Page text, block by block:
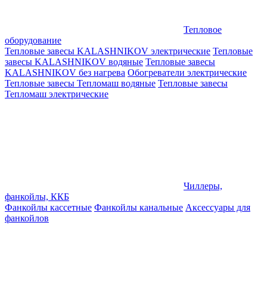
Тепловое
оборудование
Тепловые завесы KALASHNIKOV электрические Тепловые
завесы KALASHNIKOV водяные Тепловые завесы
KALASHNIKOV без нагрева Обогреватели электрические
Тепловые завесы Тепломаш водяные Тепловые завесы
Тепломаш электрические
Чиллеры,
фанкойлы, ККБ
Фанкойлы кассетные Фанкойлы канальные Аксессуары для
фанкойлов